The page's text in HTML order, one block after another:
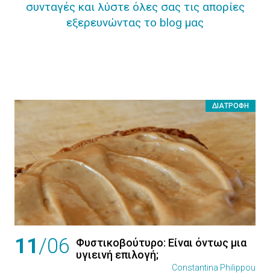
συνταγές και λύστε όλες σας τις απορίες
εξερευνώντας το blog μας
ΔΙΑΤΡΟΦΉ
11/06
Φυστικοβούτυρο: Είναι όντως μια
υγιεινή επιλογή;
Constantina Philippou